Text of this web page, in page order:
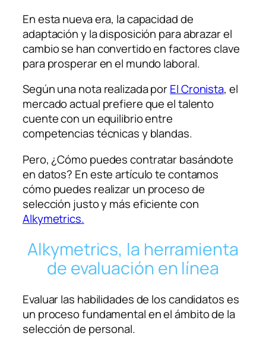
En esta nueva era, la capacidad de
adaptación y la disposición para abrazar el
cambio se han convertido en factores clave
para prosperar en el mundo laboral.
Según una nota realizada porEl Cronista, el
mercado actual prefiere que el talento
cuente con un equilibrio entre
competencias técnicas y blandas.
Pero, ¿Cómo puedes contratar basándote
en datos? En este artículo te contamos
cómo puedes realizar un proceso de
selección justo y más eficiente con
Alkymetrics.
Alkymetrics, la herramienta
de evaluación en línea
Evaluar las habilidades de los candidatos es
un proceso fundamental en el ámbito de la
selección de personal.